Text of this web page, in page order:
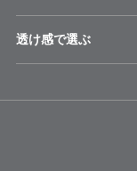
透け感で選ぶ